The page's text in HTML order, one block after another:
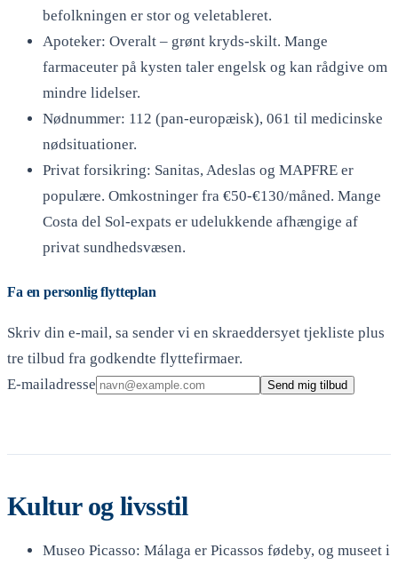
befolkningen er stor og veletableret.
Apoteker: Overalt – grønt kryds-skilt. Mange
farmaceuter på kysten taler engelsk og kan rådgive om
mindre lidelser.
Nødnummer: 112 (pan-europæisk), 061 til medicinske
nødsituationer.
Privat forsikring: Sanitas, Adeslas og MAPFRE er
populære. Omkostninger fra €50-€130/måned. Mange
Costa del Sol-expats er udelukkende afhængige af
privat sundhedsvæsen.
Fa en personlig flytteplan
Skriv din e-mail, sa sender vi en skraeddersyet tjekliste plus
tre tilbud fra godkendte flyttefirmaer.
E-mailadresse
Send mig tilbud
Kultur og livsstil
Museo Picasso: Málaga er Picassos fødeby, og museet i